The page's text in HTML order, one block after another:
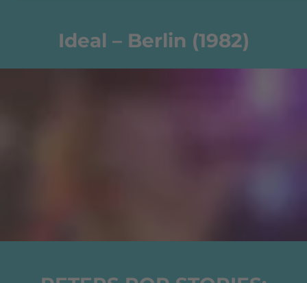
Ideal – Berlin (1982)